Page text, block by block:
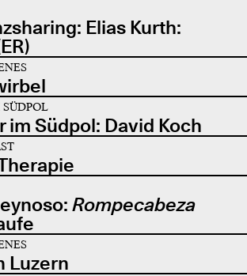
Elias Kurth:
im Südpol: David Koch
Rompecabeza
Luzern